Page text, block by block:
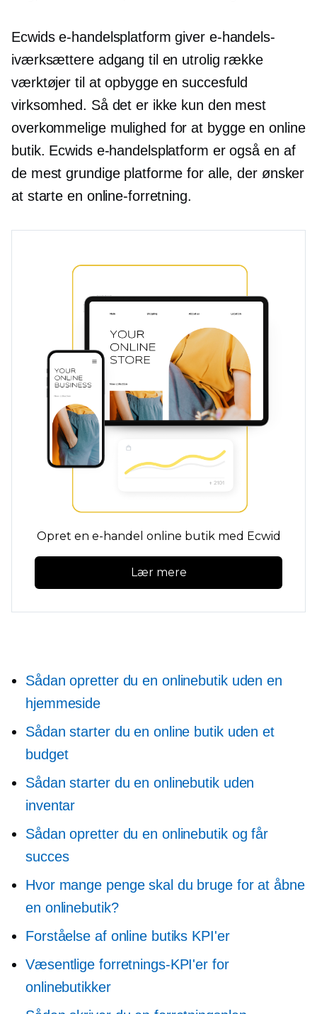
Ecwids e-handelsplatform giver e-handels-
iværksættere adgang til en utrolig række
værktøjer til at opbygge en succesfuld
virksomhed. Så det er ikke kun den mest
overkommelige mulighed for at bygge en online
butik. Ecwids e-handelsplatform er også en af ​​
de mest grundige platforme for alle, der ønsker
at starte en online-forretning.
Opret en e-handel online butik med Ecwid
Lær mere
Sådan opretter du en onlinebutik uden en
hjemmeside
Sådan starter du en online butik uden et
budget
Sådan starter du en onlinebutik uden
inventar
Sådan opretter du en onlinebutik og får
succes
Hvor mange penge skal du bruge for at åbne
en onlinebutik?
Forståelse af online butiks KPI'er
Væsentlige forretnings-KPI'er for
onlinebutikker